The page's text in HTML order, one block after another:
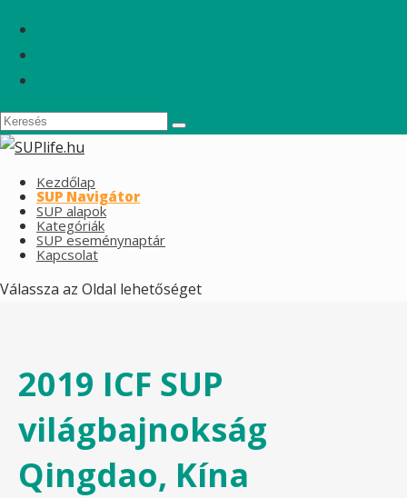
Kezdőlap
SUP Navigátor
SUP alapok
Kategóriák
SUP eseménynaptár
Kapcsolat
Válassza az Oldal lehetőséget
2019 ICF SUP
világbajnokság
Qingdao, Kína